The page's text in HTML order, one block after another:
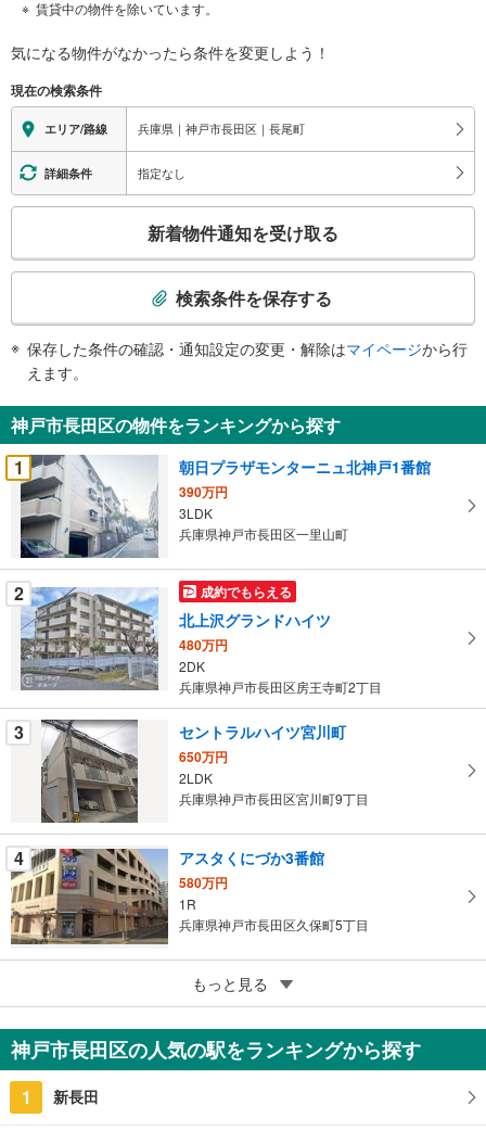
賃貸中の物件を除いています。
気になる物件がなかったら条件を変更しよう！
現在の検索条件
エリア/路線 兵庫県｜神戸市長田区｜長尾町
詳細条件 指定なし
検
知
を
受
け
取
る
・
条
件
を
マ
イ
ペ
ー
ジ
す
る
新着物件通知を受け取る
検索条件を保存する
保存した条件の確認・通知設定の変更・解除はマイページから行
えます。
神戸市長田区の物件をランキングから探す
1
朝日プラザモンターニュ北神戸1番館
390万円
3LDK
兵庫県神戸市長田区一里山町
2 成約でもらえる
北上沢グランドハイツ
480万円
2DK
兵庫県神戸市長田区房王寺町2丁目
3 セントラルハイツ宮川町
650万円
2LDK
兵庫県神戸市長田区宮川町9丁目
4 アスタくにづか3番館
580万円
1R
兵庫県神戸市長田区久保町5丁目
五位ノ池南ビル住宅1号棟
280万円
2DK
兵庫県神戸市長田区五位ノ池町2丁目
もっと見る
神戸市長田区の人気の駅をランキングから探す
1 新長田